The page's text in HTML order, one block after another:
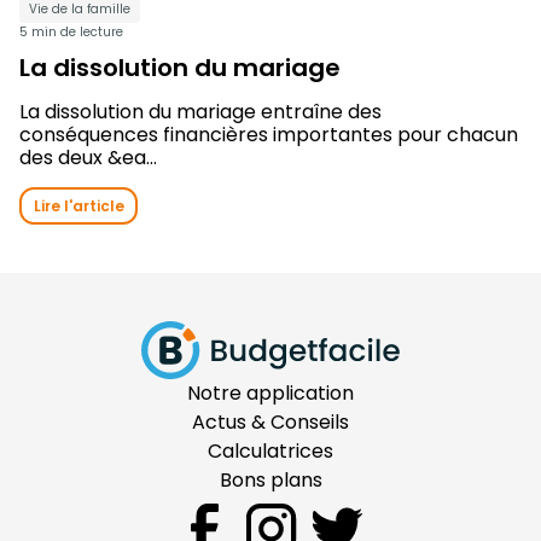
Vie de la famille
5 min de lecture
La dissolution du mariage
La dissolution du mariage entraîne des
conséquences financières importantes pour chacun
des deux &ea...
Lire l'article
Notre application
Actus & Conseils
Calculatrices
Bons plans